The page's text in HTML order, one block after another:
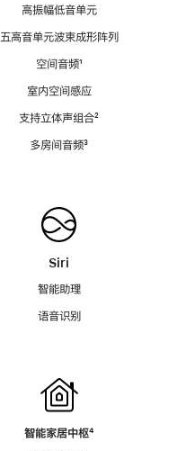
高振幅低音单元
五高音单元波束成形阵列
空间音频脚
¹
室内空间感应
支持立体声组合脚
²
多房间音频脚
³
Siri
智能助理
语音识别
智能家居中枢脚
⁴